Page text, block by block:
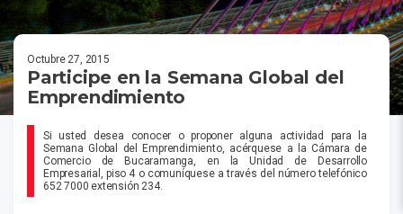
Octubre 27, 2015
Participe en la Semana Global del
Emprendimiento
Si usted desea conocer o proponer alguna actividad para la
Semana Global del Emprendimiento, acérquese a la Cámara de
Comercio de Bucaramanga, en la Unidad de Desarrollo
Empresarial, piso 4 o comuníquese a través del número telefónico
652 7000 extensión 234.